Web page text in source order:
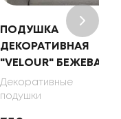
ПОДУШКА
ДЕКОРАТИВНАЯ
"VELOUR" БЕЖЕВАЯ
Декоративные
подушки